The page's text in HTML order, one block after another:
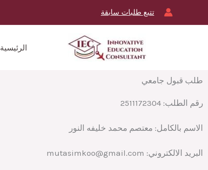
إلى
تتبع طلبات سابقة
الرئيسية
طلب قبول جامعي
رقم الطلب: 2511172304
الاسم بالكامل: معتصم محمد خليفه النور
البريد الالكتروني: mutasimkoo@gmail.com